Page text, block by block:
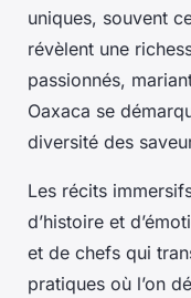
uniques, souvent
révèlent une
passionnés,
Oaxaca se
diversité des
Les récits
d’histoire et
et de chefs qui
pratiques où l’on